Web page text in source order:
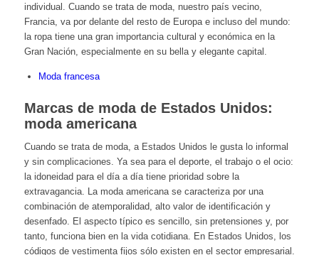
individual. Cuando se trata de moda, nuestro país vecino,
Francia, va por delante del resto de Europa e incluso del mundo:
la ropa tiene una gran importancia cultural y económica en la
Gran Nación, especialmente en su bella y elegante capital.
Moda francesa
Marcas de moda de Estados Unidos:
moda americana
Cuando se trata de moda, a Estados Unidos le gusta lo informal
y sin complicaciones. Ya sea para el deporte, el trabajo o el ocio:
la idoneidad para el día a día tiene prioridad sobre la
extravagancia. La moda americana se caracteriza por una
combinación de atemporalidad, alto valor de identificación y
desenfado. El aspecto típico es sencillo, sin pretensiones y, por
tanto, funciona bien en la vida cotidiana. En Estados Unidos, los
códigos de vestimenta fijos sólo existen en el sector empresarial.